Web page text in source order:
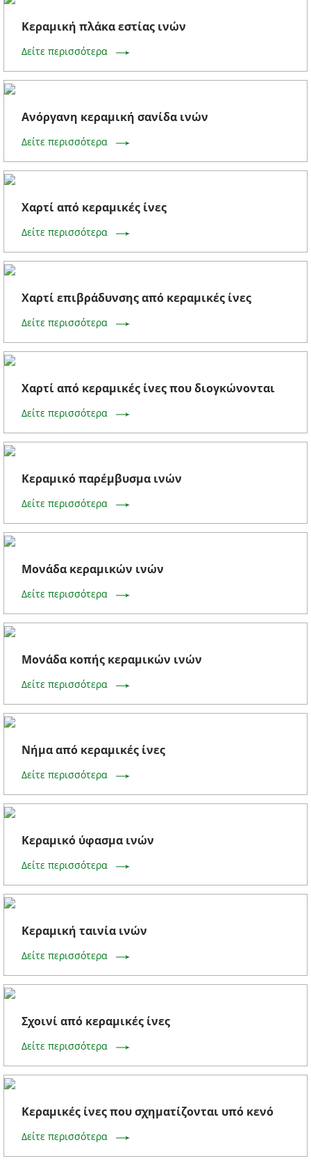
Κεραμική πλάκα εστίας ινών
Δείτε περισσότερα
Ανόργανη κεραμική σανίδα ινών
Δείτε περισσότερα
Χαρτί από κεραμικές ίνες
Δείτε περισσότερα
Χαρτί επιβράδυνσης από κεραμικές ίνες
Δείτε περισσότερα
Χαρτί από κεραμικές ίνες που διογκώνονται
Δείτε περισσότερα
Κεραμικό παρέμβυσμα ινών
Δείτε περισσότερα
Μονάδα κεραμικών ινών
Δείτε περισσότερα
Μονάδα κοπής κεραμικών ινών
Δείτε περισσότερα
Νήμα από κεραμικές ίνες
Δείτε περισσότερα
Κεραμικό ύφασμα ινών
Δείτε περισσότερα
Κεραμική ταινία ινών
Δείτε περισσότερα
Σχοινί από κεραμικές ίνες
Δείτε περισσότερα
Κεραμικές ίνες που σχηματίζονται υπό κενό
Δείτε περισσότερα